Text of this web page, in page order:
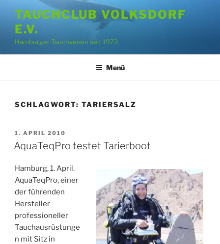
Inhalt
springen
TAUCHCLUB VOLKSDORF
E.V.
Hamburger Tauchverein seit 1973
Menü
SCHLAGWORT: TARIERSALZ
VERÖFFENTLICHT
AM
1. APRIL 2010
AquaTeqPro testet Tarierboot
Hamburg, 1. April.
AquaTeqPro, einer
der führenden
Hersteller
professioneller
Tauchausrüstunge
n mit Sitz in